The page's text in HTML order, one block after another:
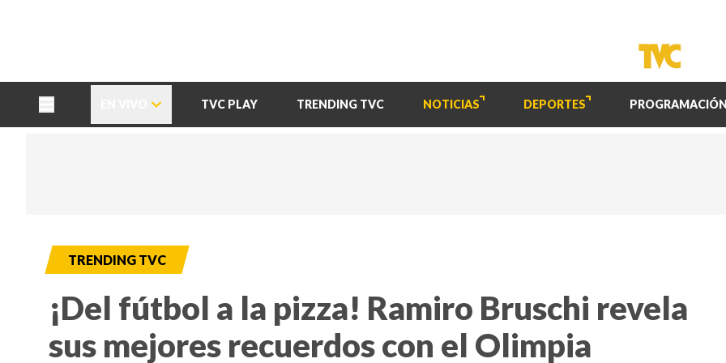
TVC PLAY TRENDING TVC NOTICIAS DEPORTES PROGRAMACIÓN
TRENDING TVC
¡Del fútbol a la pizza! Ramiro Bruschi revela
sus mejores recuerdos con el Olimpia